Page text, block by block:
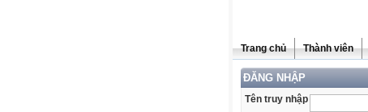
Trang chủ Thành viên
ĐĂNG NHẬP
Tên truy nhập